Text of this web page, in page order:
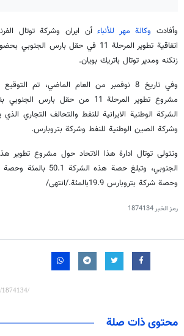
وأفادت وكالة مهر للأنباءأن ايران وشركة توتال
اتفاقية تطوير المرحلة 11 في حقل بارس
زنكنه ومدير توتال باتريك بويان.
وفي تاريخ 8 نوفمبر من العام الماضي، تم
الشركة الوطنية الايرانية للنفط والتحالف التجاري
وشركة الصين الوطنية للنفط وشركة بتروبارس.
وتتولى توتال ادارة هذا الاتحاد حول مشروع
وحصة شركة بتروبارس 19.9بالمئة./انتهى/
رمز الخبر1874134
محتوى ذات صلة